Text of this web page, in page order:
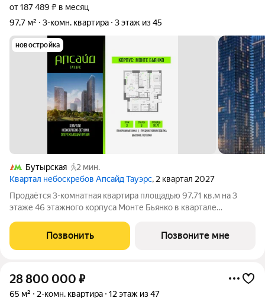
от 187 489 ₽ в месяц
97,7 м²
3-комн. квартира 3 этаж из 45
новостройка
Бутырская
2 мин.
Квартал небоскребов Апсайд Тауэрс, 2 квартал 2027
Продаётся 3-комнатная квартира площадью 97.71 кв.м на 3
этаже 46 этажного корпуса Монте Бьянко в квартале
отделка,с видом на Бизнес-парк Останкино, прогулочный
бульвар, детский сад, школу,
Позвонить Позвоните мне
28 800 000 ₽
65 м² 2-комн. квартира 12 этаж из 47